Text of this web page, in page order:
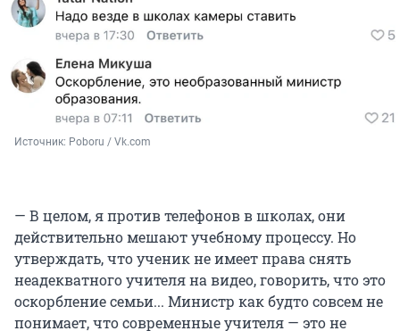
Источник: Poboru / Vk.com
— В целом, я против телефонов в школах, они
действительно мешают учебному процессу. Но
утверждать, что ученик не имеет права снять
неадекватного учителя на видео, говорить, что это
оскорбление семьи... Министр как будто совсем не
понимает, что современные учителя — это не